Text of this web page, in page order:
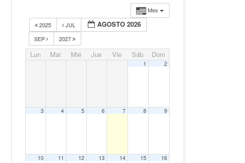
Mes
2025
JUL AGOSTO 2026
SEP 2027
Lun Mar Mié Jue Vie Sáb Dom
1 2
3 4 5 6 7 8 9
10 11 12 13 14 15 16